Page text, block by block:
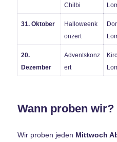
Chilbi
31. Oktober
Halloweenk
onzert
20.
Dezember
Adventskonz
ert
Wann proben wir?
Wir proben jeden Mittwoch